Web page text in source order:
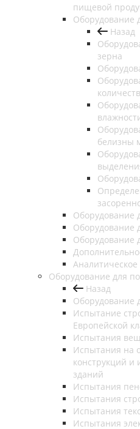
пищевой
Оборудование
Назад
зерна
белизны
Оборудование
Оборудование
Оборудование
Оборудование для
Назад
Оборудование
Испытание
Европейской
Испытания
Испытания на
конструкций и
зданий
Испытания
Испытания
Испытания
Испытания